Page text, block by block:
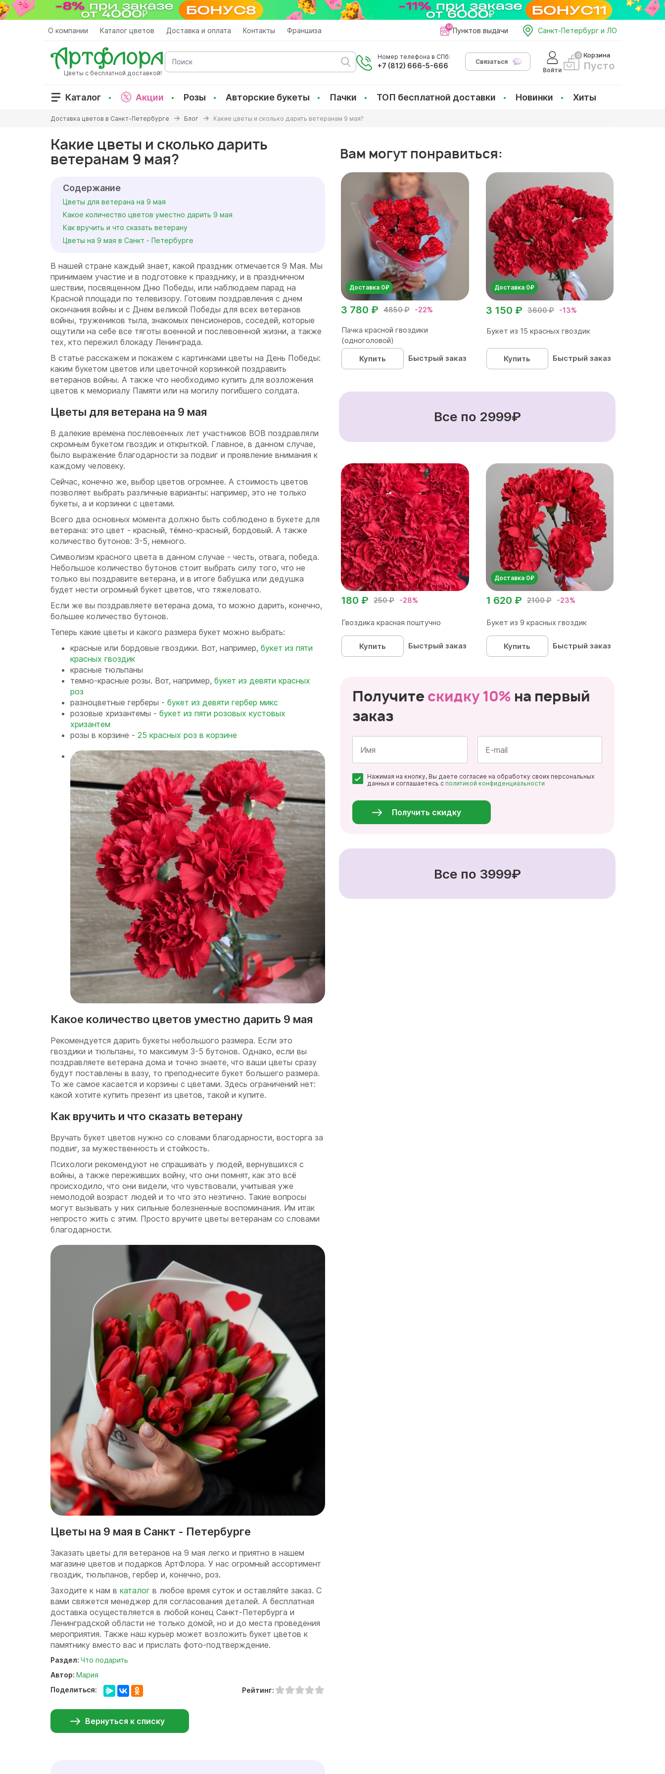
Перейти
к
О компании Каталог цветов Доставка и оплата Контакты Франшиза Пунктов выдачи Санкт-Петербург и ЛО
Цветы с бесплатной доставкой!
Поиск
Номер телефона в СПб:
+7 (812) 666-5-666
Связаться
Войти
Корзина
Пусто
Каталог Акции Розы Авторские букеты Пачки ТОП бесплатной доставки Новинки Хиты
здесь
Доставка цветов в Санкт-Петербурге Блог Какие цветы и сколько дарить ветеранам 9 мая?
Какие цветы и сколько дарить
ветеранам 9 мая?
Содержание
Цветы для ветерана на 9 мая
Какое количество цветов уместно дарить 9 мая
Как вручить и что сказать ветерану
Цветы на 9 мая в Санкт - Петербурге
В нашей стране каждый знает, какой праздник отмечается 9 Мая. Мы
принимаем участие и в подготовке к празднику, и в праздничном
шествии, посвященном Дню Победы, или наблюдаем парад на
Красной площади по телевизору. Готовим поздравления с днем
окончания войны и с Днем великой Победы для всех ветеранов
войны, тружеников тыла, знакомых пенсионеров, соседей, которые
ощутили на себе все тяготы военной и послевоенной жизни, а также
тех, кто пережил блокаду Ленинграда.
В статье расскажем и покажем с картинками цветы на День Победы:
каким букетом цветов или цветочной корзинкой поздравить
ветеранов войны. А также что необходимо купить для возложения
цветов к мемориалу Памяти или на могилу погибшего солдата.
Цветы для ветерана на 9 мая
В далекие времена послевоенных лет участников ВОВ поздравляли
скромным букетом гвоздик и открыткой. Главное, в данном случае,
было выражение благодарности за подвиг и проявление внимания к
каждому человеку.
Сейчас, конечно же, выбор цветов огромнее. А стоимость цветов
позволяет выбрать различные варианты: например, это не только
букеты, а и корзинки с цветами.
Всего два основных момента должно быть соблюдено в букете для
ветерана: это цвет - красный, тёмно-красный, бордовый. А также
количество бутонов: 3-5, немного.
Символизм красного цвета в данном случае - честь, отвага, победа.
Небольшое количество бутонов стоит выбрать силу того, что не
только вы поздравите ветерана, и в итоге бабушка или дедушка
будет нести огромный букет цветов, что тяжеловато.
Если же вы поздравляете ветерана дома, то можно дарить, конечно,
большее количество бутонов.
Теперь какие цветы и какого размера букет можно выбрать:
красные или бордовые гвоздики. Вот, например, букет из пяти
красных гвоздик
красные тюльпаны
темно-красные розы. Вот, например, букет из девяти красных
роз
разноцветные герберы - букет из девяти гербер микс
розовые хризантемы - букет из пяти розовых кустовых
хризантем
розы в корзине - 25 красных роз в корзине
Какое количество цветов уместно дарить 9 мая
Рекомендуется дарить букеты небольшого размера. Если это
гвоздики и тюльпаны, то максимум 3-5 бутонов. Однако, если вы
поздравляете ветерана дома и точно знаете, что ваши цветы сразу
будут поставлены в вазу, то преподнесите букет большего размера.
То же самое касается и корзины с цветами. Здесь ограничений нет:
какой хотите купить презент из цветов, такой и купите.
Как вручить и что сказать ветерану
Вручать букет цветов нужно со словами благодарности, восторга за
подвиг, за мужественность и стойкость.
Психологи рекомендуют не спрашивать у людей, вернувшихся с
войны, а также переживших войну, что они помнят, как это всё
происходило, что они видели, что чувствовали, учитывая уже
немолодой возраст людей и то что это неэтично. Такие вопросы
могут вызывать у них сильные болезненные воспоминания. Им итак
непросто жить с этим. Просто вручите цветы ветеранам со словами
благодарности.
Цветы на 9 мая в Санкт - Петербурге
Заказать цветы для ветеранов на 9 мая легко и приятно в нашем
магазине цветов и подарков АртФлора. У нас огромный ассортимент
гвоздик, тюльпанов, гербер и, конечно, роз.
Заходите к нам в каталог в любое время суток и оставляйте заказ. С
вами свяжется менеджер для согласования деталей. А бесплатная
доставка осуществляется в любой конец Санкт-Петербурга и
Ленинградской области не только домой, но и до места проведения
мероприятия. Также наш курьер может возложить букет цветов к
памятнику вместо вас и прислать фото-подтверждение.
Раздел: Что подарить
Автор: Мария
Поделиться:
Рейтинг:
Вернуться к списку
Вам могут понравиться:
Доставка 0₽
4850 ₽ -22%
3 780 ₽
Пачка красной гвоздики
(одноголовой)
Купить
Быстрый заказ
Доставка 0₽
3600 ₽ -13%
3 150 ₽
Букет из 15 красных гвоздик
Купить Быстрый заказ
Все по 2999₽
250 ₽ -28%
180 ₽
Гвоздика красная поштучно
Купить Быстрый заказ
Доставка 0₽
2100 ₽ -23%
1 620 ₽
Букет из 9 красных гвоздик
Купить Быстрый заказ
Получитескидку 10% на первый
заказ
*
*
Нажимая на кнопку, Вы даете согласие на обработку своих персональных
данных и соглашаетесь с политикой конфиденциальности
Получить скидку
Все по 3999₽